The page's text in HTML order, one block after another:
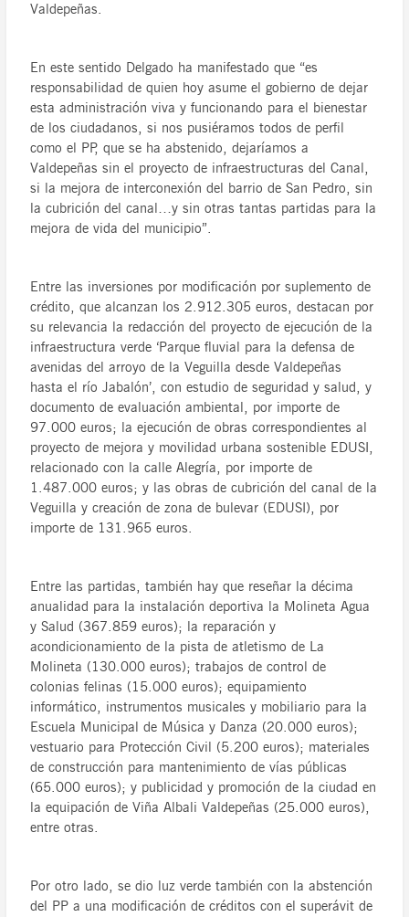
Valdepeñas.
En este sentido Delgado ha manifestado que “es
responsabilidad de quien hoy asume el gobierno de dejar
esta administración viva y funcionando para el bienestar
de los ciudadanos, si nos pusiéramos todos de perfil
como el PP, que se ha abstenido, dejaríamos a
Valdepeñas sin el proyecto de infraestructuras del Canal,
si la mejora de interconexión del barrio de San Pedro, sin
la cubrición del canal…y sin otras tantas partidas para la
mejora de vida del municipio”.
Entre las inversiones por modificación por suplemento de
crédito, que alcanzan los 2.912.305 euros, destacan por
su relevancia la redacción del proyecto de ejecución de la
infraestructura verde ‘Parque fluvial para la defensa de
avenidas del arroyo de la Veguilla desde Valdepeñas
hasta el río Jabalón’, con estudio de seguridad y salud, y
documento de evaluación ambiental, por importe de
97.000 euros; la ejecución de obras correspondientes al
proyecto de mejora y movilidad urbana sostenible EDUSI,
relacionado con la calle Alegría, por importe de
1.487.000 euros; y las obras de cubrición del canal de la
Veguilla y creación de zona de bulevar (EDUSI), por
importe de 131.965 euros.
Entre las partidas, también hay que reseñar la décima
anualidad para la instalación deportiva la Molineta Agua
y Salud (367.859 euros); la reparación y
acondicionamiento de la pista de atletismo de La
Molineta (130.000 euros); trabajos de control de
colonias felinas (15.000 euros); equipamiento
informático, instrumentos musicales y mobiliario para la
Escuela Municipal de Música y Danza (20.000 euros);
vestuario para Protección Civil (5.200 euros); materiales
de construcción para mantenimiento de vías públicas
(65.000 euros); y publicidad y promoción de la ciudad en
la equipación de Viña Albali Valdepeñas (25.000 euros),
entre otras.
Por otro lado, se dio luz verde también con la abstención
del PP a una modificación de créditos con el superávit de